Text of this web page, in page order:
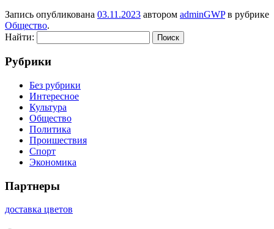
Запись опубликована 03.11.2023 автором adminGWPв рубрике
Общество.
Найти:
Рубрики
Без рубрики
Интересное
Культура
Общество
Политика
Проишествия
Спорт
Экономика
Партнеры
доставка цветов